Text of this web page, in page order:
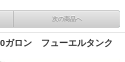
次の商品へ
ロン フューエルタンク